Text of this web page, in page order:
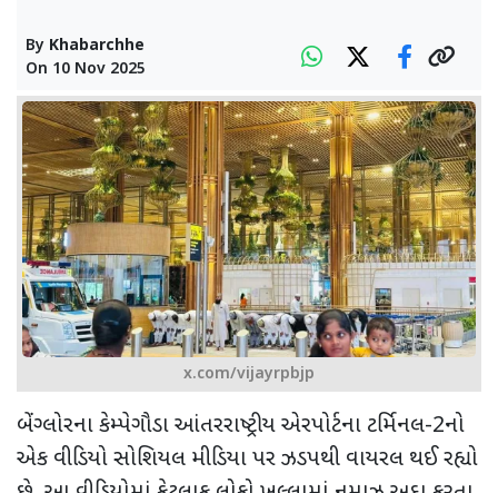
By Khabarchhe
On 10 Nov 2025
x.com/vijayrpbjp
બેંગ્લોરના કેમ્પેગૌડા આંતરરાષ્ટ્રીય એરપોર્ટના ટર્મિનલ-2નો
એક વીડિયો સોશિયલ મીડિયા પર ઝડપથી વાયરલ થઈ રહ્યો